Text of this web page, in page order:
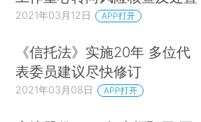
2021年03月12日 APP打开
《信托法》实施20年 多位代
表委员建议尽快修订
2021年03月08日 APP打开